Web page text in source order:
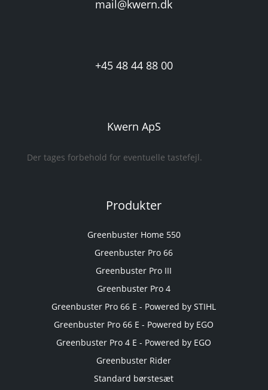
mail@kwern.dk
+45 48 44 88 00
Kwern ApS
Der tages forbehold for eventuelle tastefejl.
Produkter
Greenbuster Home 550
Greenbuster Pro 66
Greenbuster Pro III
Greenbuster Pro 4
Greenbuster Pro 66 E - Powered by STIHL
Greenbuster Pro 66 E - Powered by EGO
Greenbuster Pro 4 E - Powered by EGO
Greenbuster Rider
Standard børstesæt